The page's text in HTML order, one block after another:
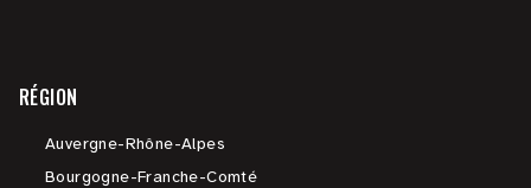
RÉGION
Auvergne-Rhône-Alpes
Bourgogne-Franche-Comté